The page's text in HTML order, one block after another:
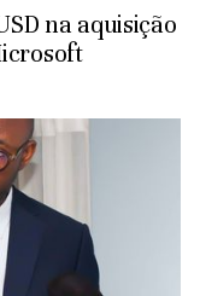
na aquisição